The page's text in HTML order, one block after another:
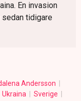
En invasion
sedan tidigare
Andersson
Ukraina
Sverige